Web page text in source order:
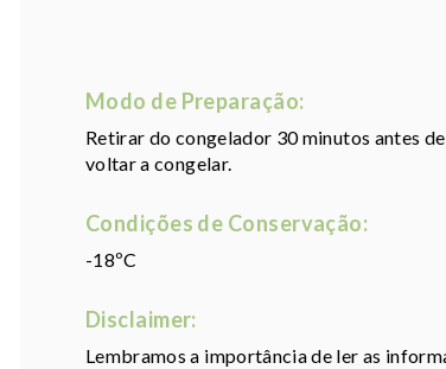
Modo de Preparação:
Retirar do congelador 30 minutos antes
voltar a congelar.
Condições de Conservação:
-18ºC
Disclaimer:
Lembramos a importância de ler as